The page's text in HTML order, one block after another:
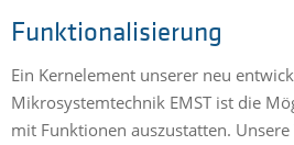
Funktionalisierung
Ein Kernelement unserer neu
Mikrosystemtechnik EMST ist die
mit Funktionen auszustatten.